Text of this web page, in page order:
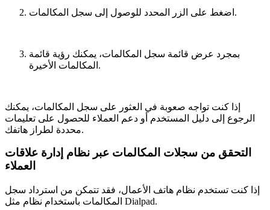
اضغط على الزر المحدد للوصول إلى سجل المكالمات.
بمجرد عرض قائمة سجل المكالمات، يمكنك رؤية قائمة
المكالمات الأخيرة.
إذا كنت تواجه صعوبة في العثور على سجل المكالمات، يمكنك
الرجوع إلى دليل المستخدم أو دعم العملاء للحصول على تعليمات
محددة لطراز هاتفك.
التحقق من سجلات المكالمات عبر نظام إدارة علاقات
العملاء
إذا كنت تستخدم نظام هاتف الأعمال، فقد تتمكن من استرداد سجل
المكالمات باستخدام نظام مثل Dialpad.